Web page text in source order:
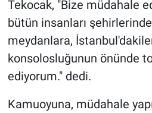
Tekocak, "Bize müdahale
bütün insanları
meydanlara,
konsolosluğunun önünde
ediyorum." dedi.
Kamuoyuna, müdahale